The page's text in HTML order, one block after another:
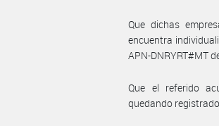
Que dichas
encuentra
APN-DNRYRT#MT
Que el referido
quedando